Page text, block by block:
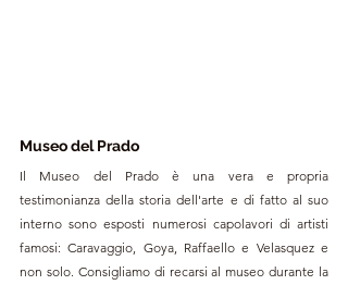
Museo del Prado
Il Museo del Prado è una vera e propria
testimonianza della storia dell'arte e di fatto al suo
interno sono esposti numerosi capolavori di artisti
famosi: Caravaggio, Goya, Raffaello e Velasquez e
non solo. Consigliamo di recarsi al museo durante la